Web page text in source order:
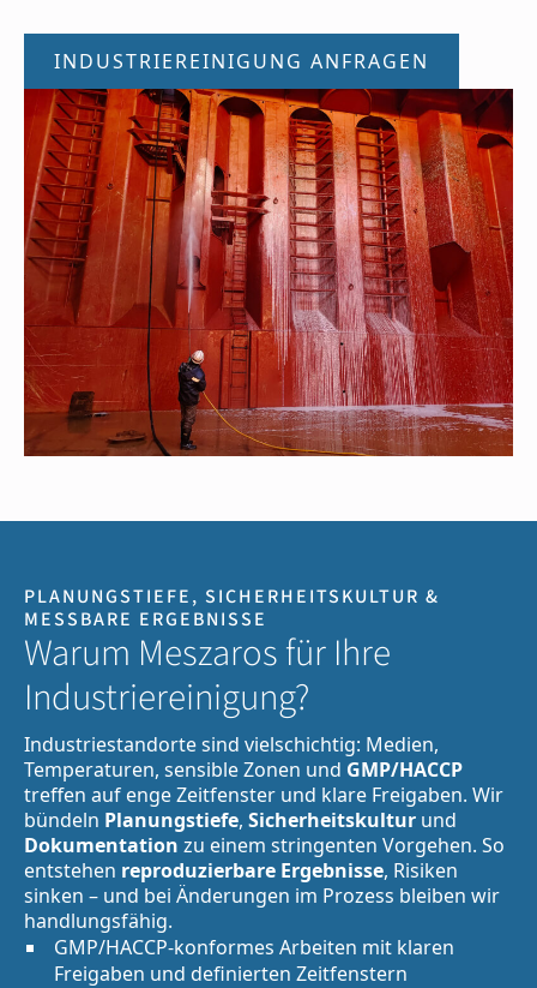
INDUSTRIEREINIGUNG ANFRAGEN
PLANUNGSTIEFE, SICHERHEITSKULTUR &
MESSBARE ERGEBNISSE
Warum Meszaros für Ihre
Industriereinigung?
Industriestandorte sind vielschichtig: Medien,
Temperaturen, sensible Zonen und GMP/HACCP
treffen auf enge Zeitfenster und klare Freigaben. Wir
bündeln Planungstiefe, Sicherheitskultur und
Dokumentation zu einem stringenten Vorgehen. So
entstehen reproduzierbare Ergebnisse, Risiken
sinken – und bei Änderungen im Prozess bleiben wir
handlungsfähig.
GMP/HACCP-konformes Arbeiten mit klaren
Freigaben und definierten Zeitfenstern